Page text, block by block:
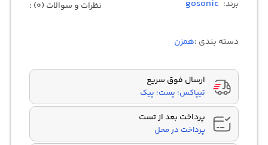
برند: gosonic نظرات و سوالات (0) :
دسته بندی :همزن
ارسال فوق سریع
تیپاکس؛ پست؛ پیک
پرداخت بعد از تست
پرداخت در محل